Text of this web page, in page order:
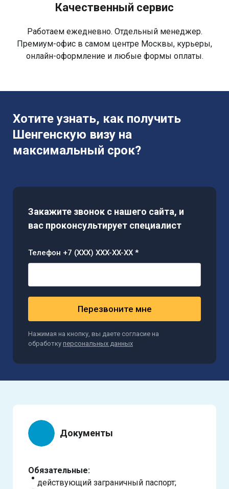
Качественный сервис
Работаем ежедневно. Отдельный менеджер.
Премиум-офис в самом центре Москвы, курьеры,
онлайн-оформление и любые формы оплаты.
Хотите узнать, как получить
Шенгенскую визу на
максимальный срок?
Закажите звонок с нашего сайта, и
вас проконсультирует специалист
Телефон +7 (XXX) XXX-XX-XX *
Перезвоните мне
Нажимая на кнопку, вы даете согласие на
обработку персональных данных
Документы
Обязательные:
действующий заграничный паспорт;